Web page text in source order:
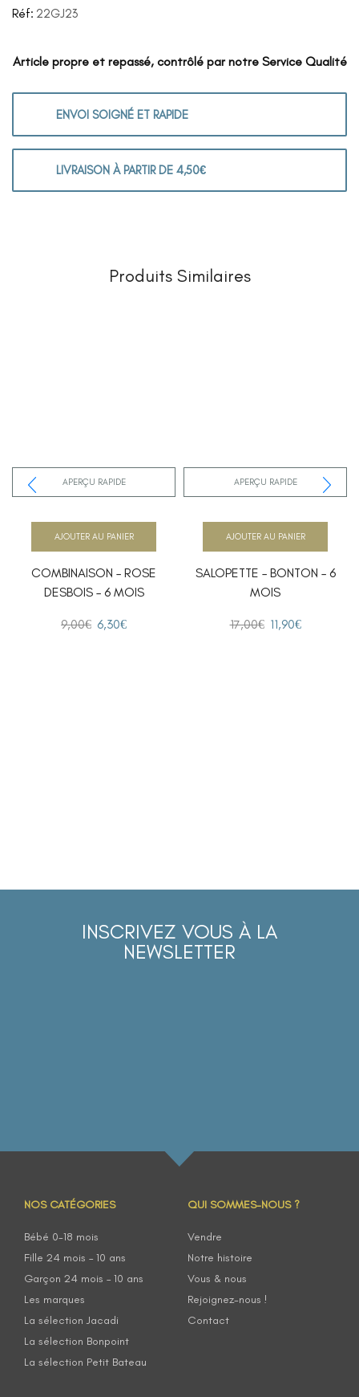
Réf: 22GJ23
Article propre et repassé, contrôlé par notre Service Qualité
ENVOI SOIGNÉ ET RAPIDE
LIVRAISON À PARTIR DE 4,50€
Produits Similaires
APERÇU RAPIDE
COMBINAISON – ROSE
DESBOIS – 6 MOIS
9,00€ 6,30€
AJOUTER AU PANIER
APERÇU RAPIDE
SALOPETTE – BONTON – 6
MOIS
17,00€ 11,90€
AJOUTER AU PANIER
INSCRIVEZ VOUS À LA
NEWSLETTER
NOS CATÉGORIES
Bébé 0-18 mois
Fille 24 mois – 10 ans
Garçon 24 mois – 10 ans
Les marques
La sélection Jacadi
La sélection Bonpoint
La sélection Petit Bateau
QUI SOMMES-NOUS ?
Vendre
Notre histoire
Vous & nous
Rejoignez-nous !
Contact